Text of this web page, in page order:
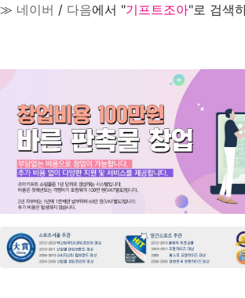
≫ 네이버 / 다음에서 "기프트조아"로 검색